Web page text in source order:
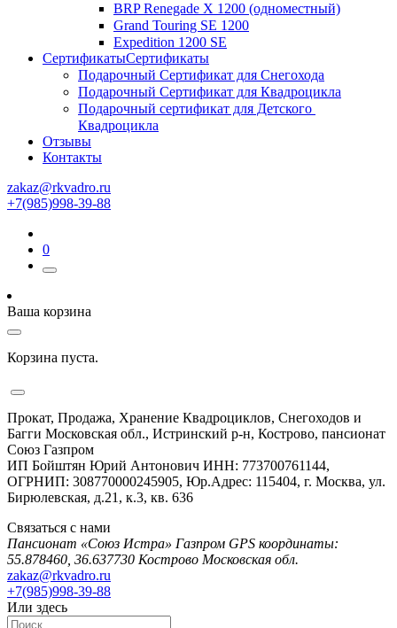
BRP Renegade X 1200 (одноместный)
Grand Touring SE 1200
Expedition 1200 SE
СертификатыСертификаты
Подарочный Сертификат для Снегохода
Подарочный Сертификат для Квадроцикла
Подарочный сертификат для Детского
Квадроцикла
Отзывы
Контакты
zakaz@rkvadro.ru
+7(985)998-39-88
0
Ваша корзина
Корзина пуста.
Прокат, Продажа, Хранение Квадроциклов, Снегоходов и
Багги Московская обл., Истринский р-н, Кострово, пансионат
Союз Газпром
ИП Бойштян Юрий Антонович ИНН: 773700761144,
ОГРНИП: 308770000245905, Юр.Адрес: 115404, г. Москва, ул.
Бирюлевская, д.21, к.3, кв. 636
Связаться с нами
Пансионат «Союз Истра» Газпром GPS координаты:
55.878460, 36.637730 Кострово Московская обл.
zakaz@rkvadro.ru
+7(985)998-39-88
Или здесь